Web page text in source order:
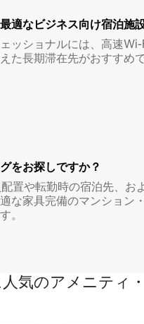
適⁠なビ⁠ジ⁠ネ⁠ス⁠向⁠け宿⁠泊⁠施⁠
ッショナルには、高速
た長期滞在先がおすすめで
をお探しですか？
置や転勤時の宿泊先、お
な家具完備のマンション
。
気のアメニティ